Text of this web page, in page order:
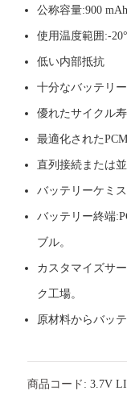
公称容量:900 mAh
使用温度範囲:-
低い内部抵抗
十分なバッテリ
優れたサイクル
最適化された
直列接続または
バッテリーケミ
バッテリー終端
ブル。
カスタマイズサ
ク工場。
原材料からバッ
商品コード: 3.7V